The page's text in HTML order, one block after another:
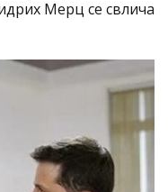
Мерц се свлича